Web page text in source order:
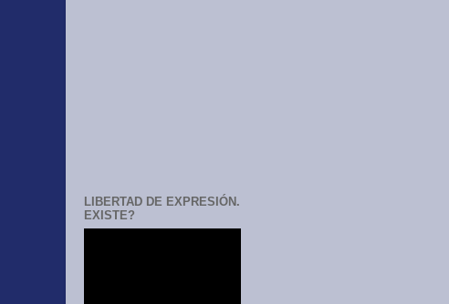
LIBERTAD DE EXPRESIÓN.
EXISTE?